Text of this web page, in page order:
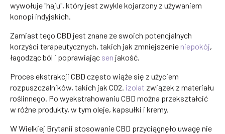
wywołuje "haju", który jest zwykle kojarzony z używaniem
konopi indyjskich.
Zamiast tego CBD jest znane ze swoich potencjalnych
korzyści terapeutycznych, takich jak zmniejszenie niepokój,
łagodząc ból i poprawiając sen jakość.
Proces ekstrakcji CBD często wiąże się z użyciem
rozpuszczalników, takich jak CO2. izolat związek z materiału
roślinnego. Po wyekstrahowaniu CBD można przekształcić
w różne produkty, w tym oleje, kapsułki i kremy.
W Wielkiej Brytanii stosowanie CBD przyciągnęło uwagę nie